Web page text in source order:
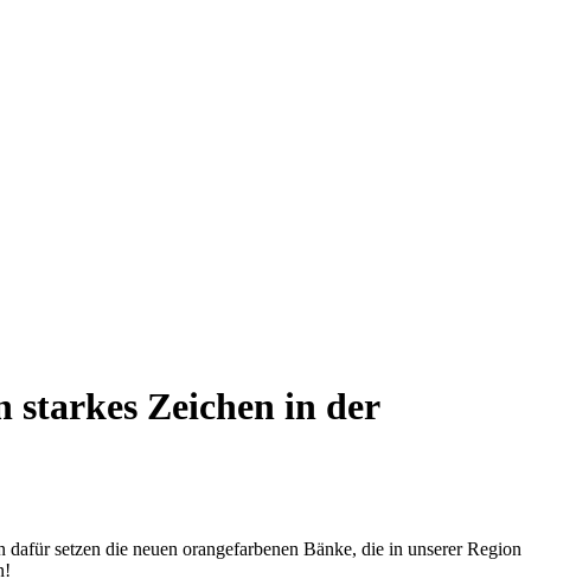
starkes Zeichen in der
setzen die neuen orangefarbenen Bänke, die in unserer Region